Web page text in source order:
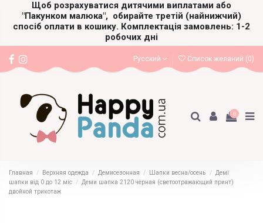
Щоб розрахуватися дитячими виплатами або
"Пакунком малюка", обирайте третій (найнижчий)
спосіб оплати в кошику. Комплектація замовлень: 1-2
робочих дні
Русский Список желаний (0)
0
Главная Верхняя одежда Демисезонная Шапки весна/осень
Демі
шапки від 0 до 12 міс
Деми шапка 2120 чёрная (светоотражающий принт)
двойной трикотаж